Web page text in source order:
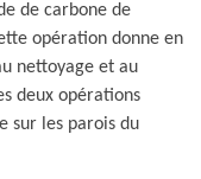
de carbone de
opération donne en
nettoyage et au
deux opérations
sur les parois du